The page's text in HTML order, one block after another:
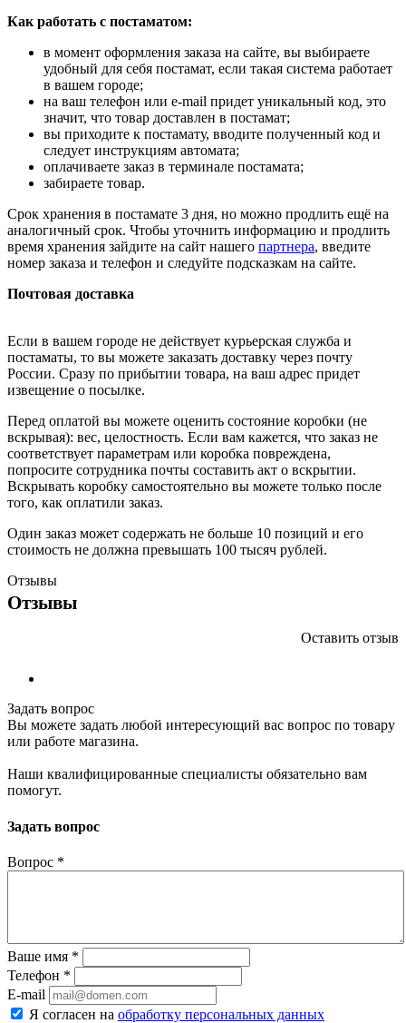
Как работать с постаматом:
в момент оформления заказа на сайте, вы выбираете
удобный для себя постамат, если такая система работает
в вашем городе;
на ваш телефон или e-mail придет уникальный код, это
значит, что товар доставлен в постамат;
вы приходите к постамату, вводите полученный код и
следует инструкциям автомата;
оплачиваете заказ в терминале постамата;
забираете товар.
Срок хранения в постамате 3 дня, но можно продлить ещё на
аналогичный срок. Чтобы уточнить информацию и продлить
время хранения зайдите на сайт нашего партнера, введите
номер заказа и телефон и следуйте подсказкам на сайте.
Почтовая доставка
Если в вашем городе не действует курьерская служба и
постаматы, то вы можете заказать доставку через почту
России. Сразу по прибытии товара, на ваш адрес придет
извещение о посылке.
Перед оплатой вы можете оценить состояние коробки (не
вскрывая): вес, целостность. Если вам кажется, что заказ не
соответствует параметрам или коробка повреждена,
попросите сотрудника почты составить акт о вскрытии.
Вскрывать коробку самостоятельно вы можете только после
того, как оплатили заказ.
Один заказ может содержать не больше 10 позиций и его
стоимость не должна превышать 100 тысяч рублей.
Отзывы
Отзывы
Оставить отзыв
Задать вопрос
Вы можете задать любой интересующий вас вопрос по товару
или работе магазина.
Наши квалифицированные специалисты обязательно вам
помогут.
Задать вопрос
Вопрос *
Ваше имя *
Телефон *
E-mail
Я согласен на обработку персональных данных